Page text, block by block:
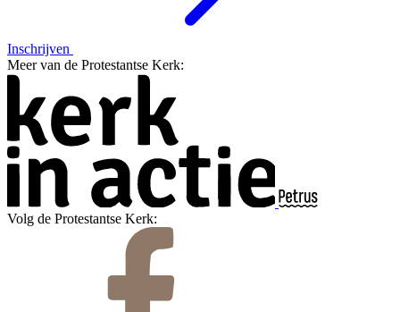
Inschrijven
Meer van de Protestantse Kerk:
Volg de Protestantse Kerk: